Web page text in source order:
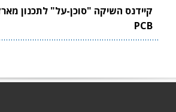
קיידנס השיקה "סוכן-על" לתכנון
PCB